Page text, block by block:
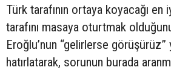
Türk tarafının ortaya koyacağı en
tarafını masaya oturtmak
Eroğlu’nun “gelirlerse görüşürüz”
hatırlatarak, sorunun burada